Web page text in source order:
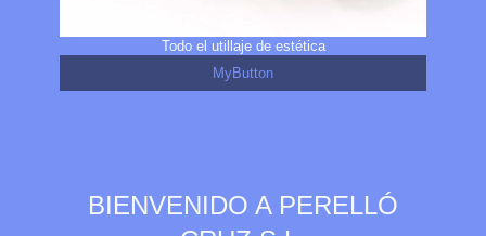
Todo el utillaje de estética
MyButton
BIENVENIDO A PERELLÓ